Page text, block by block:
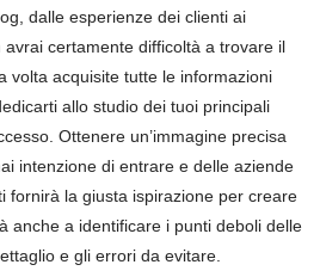
dalle esperienze dei clienti ai
certamente difficoltà a trovare il
volta acquisite tutte le informazioni
allo studio dei tuoi principali
Ottenere un’immagine precisa
intenzione di entrare e delle aziende
fornirà la giusta ispirazione per creare
anche a identificare i punti deboli delle
e gli errori da evitare.